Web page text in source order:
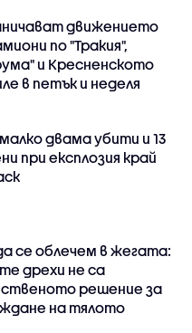
движението
по "Тракия",
и Кресненското
в петък и неделя
двама убити и 13
при експлозия край
се облечем в жегата:
дрехи не са
решение за
на тялото